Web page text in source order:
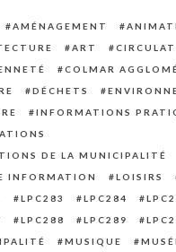
AMÉNAGEMENT
ART
COLMAR
DÉCHETS
INFORMATIONS
DE LA MUNICIPALITÉ
INFORMATION
LOISIRS
LPC283 LPC284
LPC288 LPC289
MUSIQUE